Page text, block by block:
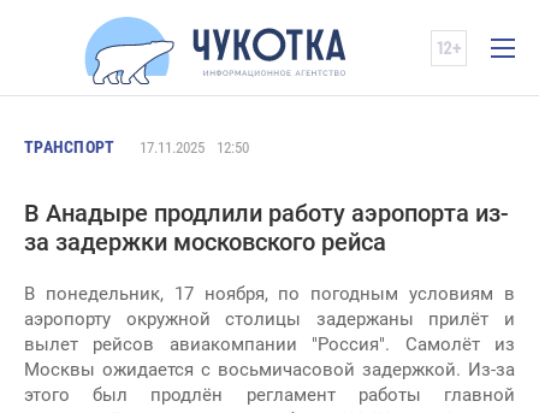
ТРАНСПОРТ 17.11.2025 12:50
В Анадыре продлили работу аэропорта из-
за задержки московского рейса
В понедельник, 17 ноября, по погодным условиям в
аэропорту окружной столицы задержаны прилёт и
вылет рейсов авиакомпании "Россия". Самолёт из
Москвы ожидается с восьмичасовой задержкой. Из-за
этого был продлён регламент работы главной